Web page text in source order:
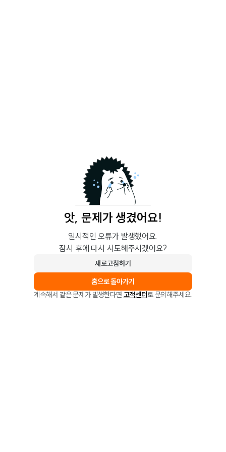
앗, 문제가 생겼어요!
일시적인 오류가 발생했어요.
잠시 후에 다시 시도해주시겠어요?
새로고침하기
홈으로 돌아가기
계속해서 같은 문제가 발생한다면 고객센터로 문의해주세요.